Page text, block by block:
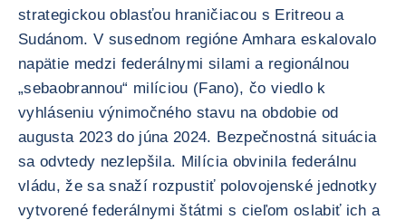
strategickou oblasťou hraničiacou s Eritreou a
Sudánom. V susednom regióne Amhara eskalovalo
napätie medzi federálnymi silami a regionálnou
„sebaobrannou“ milíciou (Fano), čo viedlo k
vyhláseniu výnimočného stavu na obdobie od
augusta 2023 do júna 2024. Bezpečnostná situácia
sa odvtedy nezlepšila. Milícia obvinila federálnu
vládu, že sa snaží rozpustiť polovojenské jednotky
vytvorené federálnymi štátmi s cieľom oslabiť ich a